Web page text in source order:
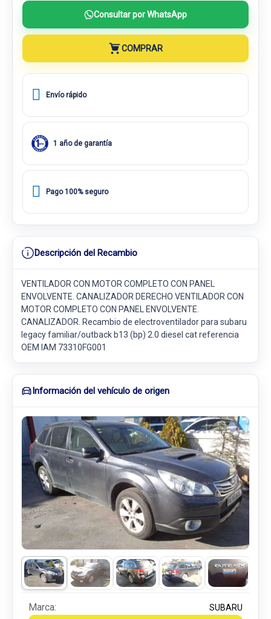
Consultar por WhatsApp
COMPRAR
Envío rápido
1 año de garantía
Pago 100% seguro
Descripción del Recambio
VENTILADOR CON MOTOR COMPLETO CON PANEL
ENVOLVENTE. CANALIZADOR DERECHO VENTILADOR CON
MOTOR COMPLETO CON PANEL ENVOLVENTE.
CANALIZADOR. Recambio de electroventilador para subaru
legacy familiar/outback b13 (bp) 2.0 diesel cat referencia
OEM IAM 73310FG001
Información del vehículo de origen
Marca: SUBARU